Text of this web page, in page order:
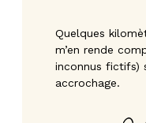
Quelques
m’en rende
inconnus fictifs)
accrochage.